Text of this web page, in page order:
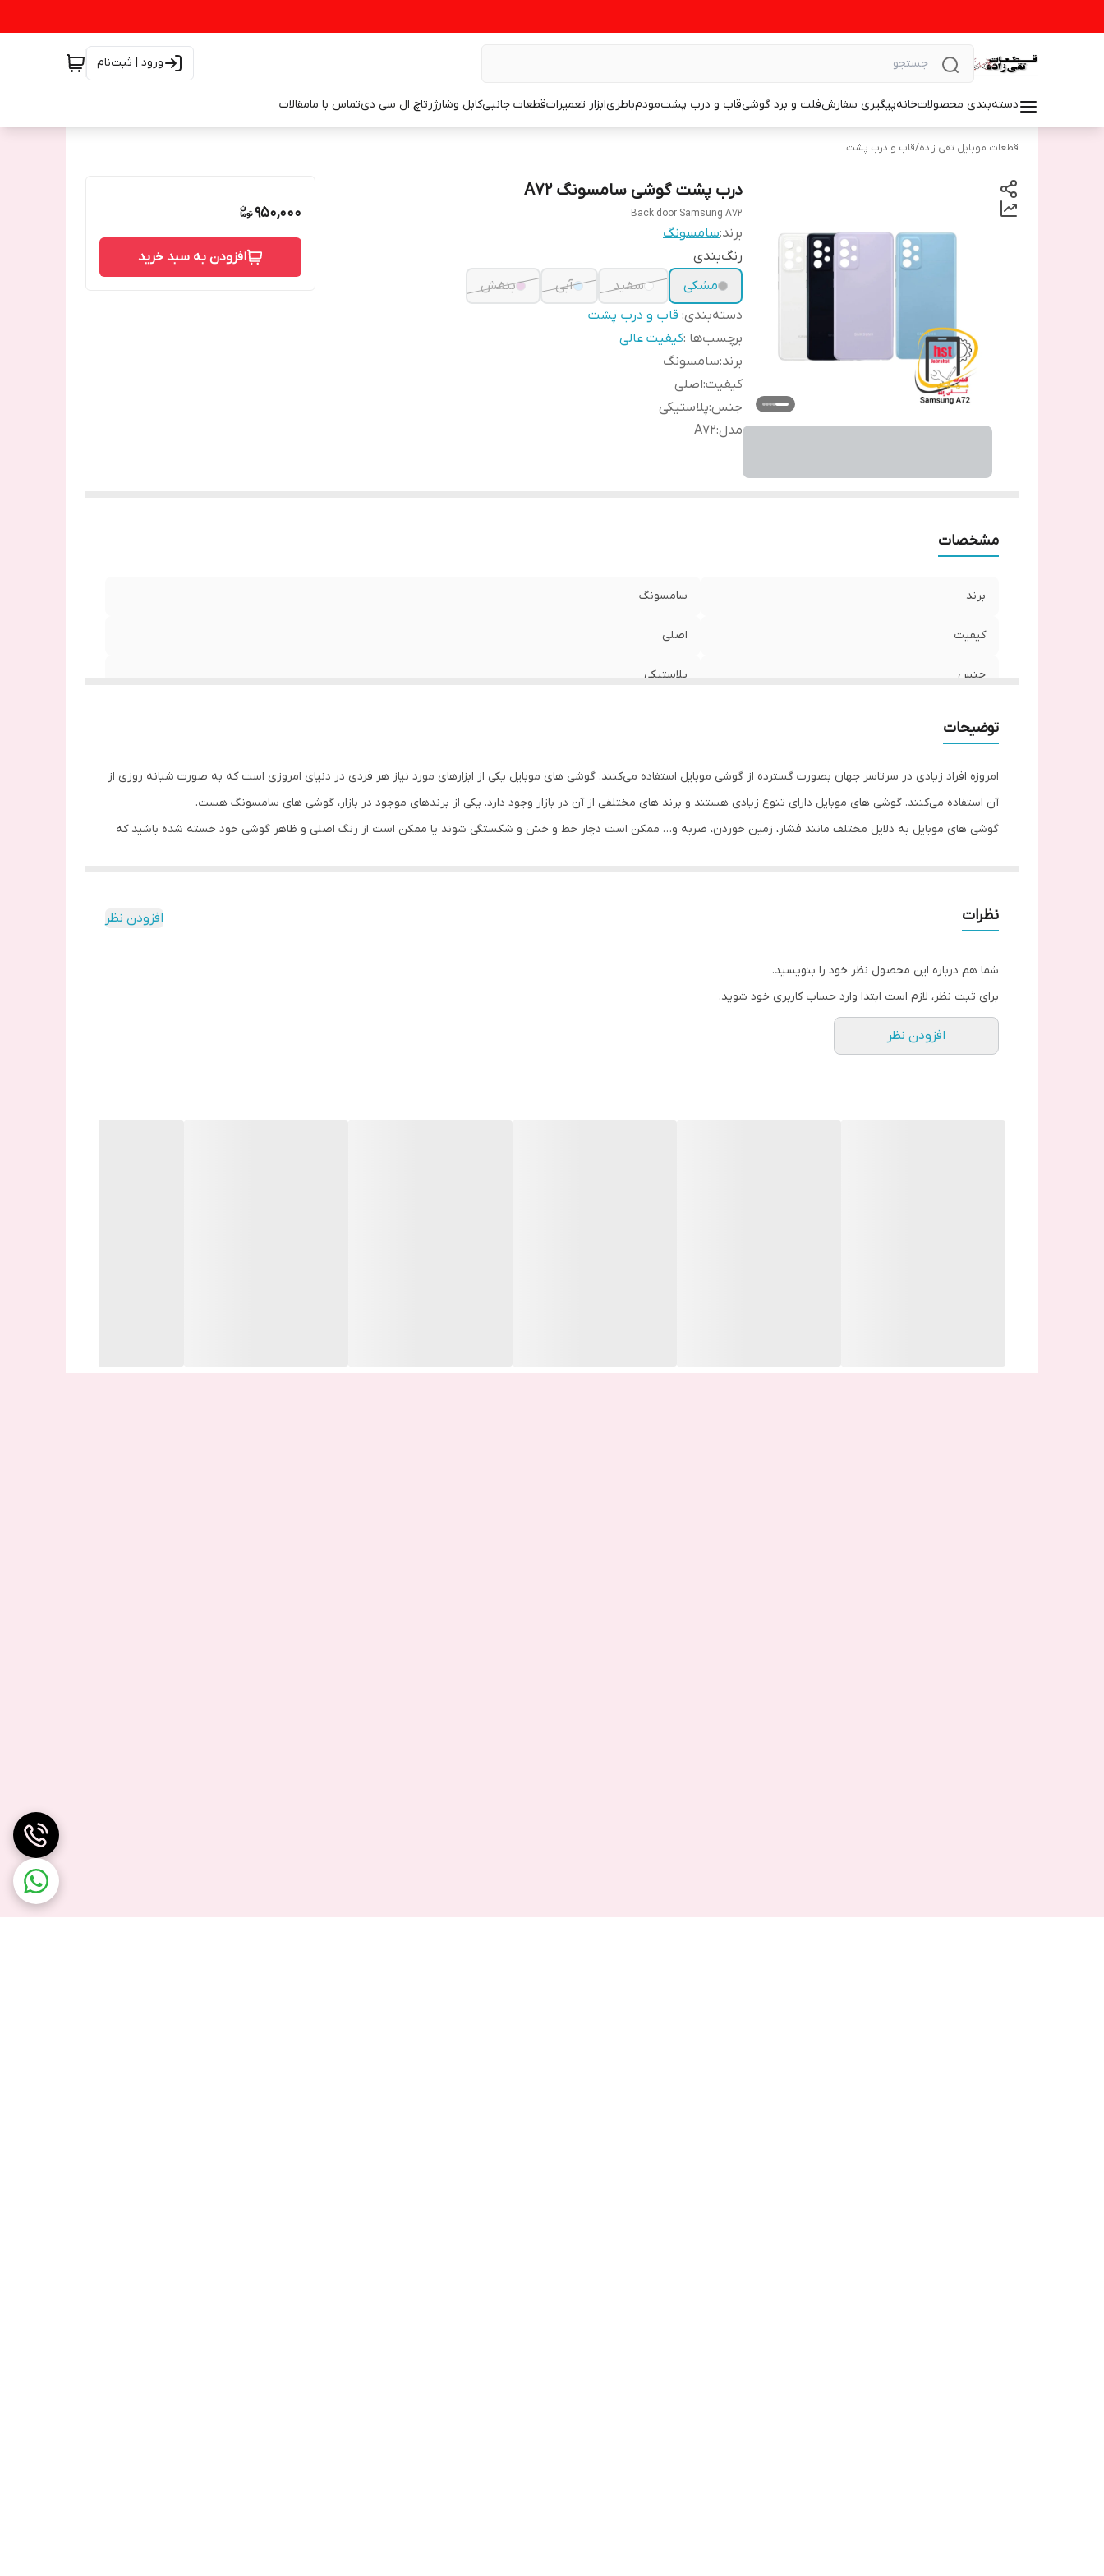
ورود | ثبت‌نام
دسته‌بندی محصولاتخانهپیگیری سفارشفلت و برد گوشیقاب و درب پشتمودمباطریابزار تعمیراتقطعات جانبیکابل وشارژرتاچ ال سی دیتماس با مامقالات
قطعات موبایل تقی زاده/قاب و درب پشت
درب پشت گوشی سامسونگ A72
Back door Samsung A72
برند:سامسونگ
رنگ‌بندی
مشکی
سفید آبی
بنفش
دسته‌بندی: قاب و درب پشت
برچسب‌ها :کیفیت عالی
برند:سامسونگ
کیفیت:اصلی
جنس:پلاستیکی
مدل:
A72
950,000
افزودن به سبد خرید
مشخصات
برند سامسونگ
کیفیت اصلی
جنس پلاستیکی
توضیحات
امروزه افراد زیادی در سرتاسر جهان بصورت گسترده از گوشی موبایل استفاده می‌کنند. گوشی‌ های موبایل یکی از ابزارهای مورد نیاز هر فردی در دنیای امروزی است که به صورت شبانه روزی از
آن استفاده می‌کنند. گوشی های موبایل دارای تنوع زیادی هستند و برند های مختلفی از آن در بازار وجود دارد. یکی از برندهای موجود در بازار، گوشی های سامسونگ هست.
گوشی‌ های موبایل به دلایل مختلف مانند فشار، زمین خوردن، ضربه و… ممکن است دچار خط و خش و شکستگی شوند یا ممکن است از رنگ اصلی و ظاهر گوشی خود خسته شده باشید که
بنابر این اگر به دلایلی نیاز به تعویض قاب و درب پشت گوشی خود دارید حتما از کیفیت اصلی و اورجینال آن خریداری کنید تا بطور کامل با گوشی شما مطابقت داشته باشد .
یکی از گوشی‌ هایی برند سامسونگ، گوشی Samsung Galaxy A72 می‌باشد. درب این گوشی از جنس پلاستیک است.
نظرات افزودن نظر
شما هم درباره این محصول نظر خود را بنویسید.
برای ثبت نظر، لازم است ابتدا وارد حساب کاربری خود شوید.
افزودن نظر